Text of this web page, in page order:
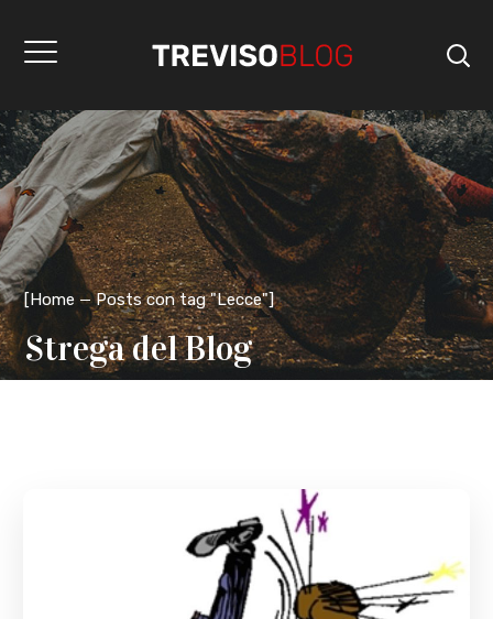
[Home Posts con tag "Lecce"]
Strega del Blog